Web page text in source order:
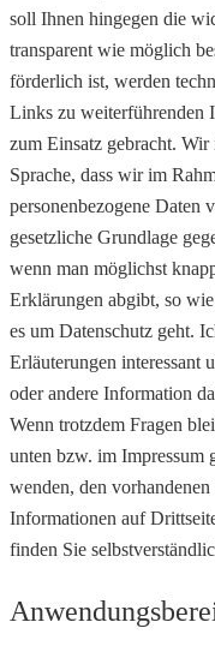
soll Ihnen hingegen die
transparent wie möglich
förderlich ist, werden
Links zu weiterführenden
zum Einsatz gebracht.
Sprache, dass wir im
personenbezogene Daten
gesetzliche Grundlage
wenn man möglichst
Erklärungen abgibt, so
es um Datenschutz geht.
Erläuterungen interessant
oder andere Information
Wenn trotzdem Fragen
unten bzw. im Impressum
wenden, den
Informationen auf
finden Sie